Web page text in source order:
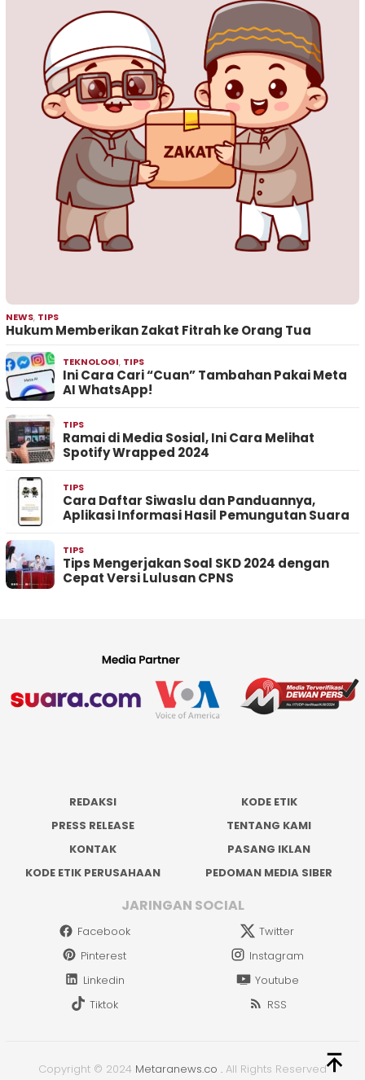
NEWS, TIPS
Hukum Memberikan Zakat Fitrah ke Orang Tua
TEKNOLOGI, TIPS
Ini Cara Cari “Cuan” Tambahan Pakai Meta
AI WhatsApp!
TIPS
Ramai di Media Sosial, Ini Cara Melihat
Spotify Wrapped 2024
TIPS
Cara Daftar Siwaslu dan Panduannya,
Aplikasi Informasi Hasil Pemungutan Suara
TIPS
Tips Mengerjakan Soal SKD 2024 dengan
Cepat Versi Lulusan CPNS
REDAKSI
KODE ETIK
PRESS RELEASE
TENTANG KAMI
KONTAK
PASANG IKLAN
KODE ETIK PERUSAHAAN
PEDOMAN MEDIA SIBER
JARINGAN SOCIAL
Facebook
Twitter
Pinterest
Instagram
Linkedin
Youtube
Tiktok
RSS
Copyright © 2024 Metaranews.co . All Rights Reserved